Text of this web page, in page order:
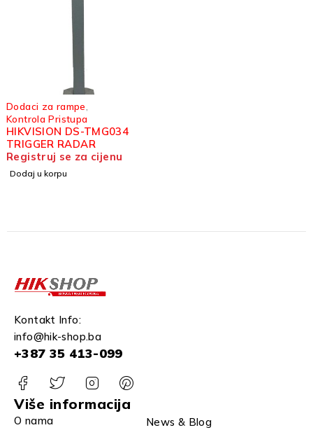
Dodaci za rampe
Kontrola Pristupa
HIKVISION DS-TMG034
TRIGGER RADAR
Registruj se za cijenu
Dodaj u korpu
Kontakt Info:
info@hik-shop.ba
+387 35 413-099
Više informacija
O nama
News & Blog